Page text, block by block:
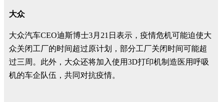
大众
大众汽车CEO迪斯博士3月21日表示，疫情危机可能迫使大
众关闭工厂的时间超过原计划，部分工厂关闭时间可能超
过三周。此外，大众还将加入使用3D打印机制造医用呼吸
机的车企队伍，共同对抗疫情。